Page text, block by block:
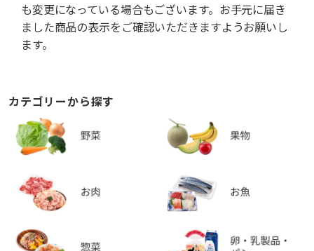
も変更になっている場合もございます。お手元に届き
ました商品の表示をご確認いただきますようお願いし
ます。
カテゴリーから探す